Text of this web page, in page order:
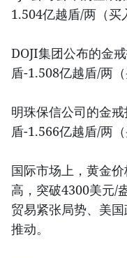
1.504亿越盾/两（买
DOJI集团公布的金
盾-1.508亿越盾/两
明珠保信公司的金
盾-1.566亿越盾/两
国际市场上，黄金
高，突破4300美元/
贸易紧张局势、美
推动。